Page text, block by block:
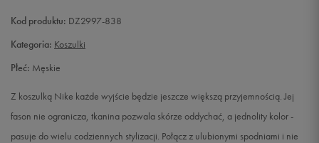
XXL
Kod produktu: DZ2997-838
Kategoria: Koszulki
Płeć: Męskie
Z koszulką Nike każde wyjście będzie jeszcze większą przyjemnością. Jej
fason nie ogranicza, tkanina pozwala skórze oddychać, a jednolity kolor -
pasuje do wielu codziennych stylizacji. Połącz z ulubionymi spodniami i nie